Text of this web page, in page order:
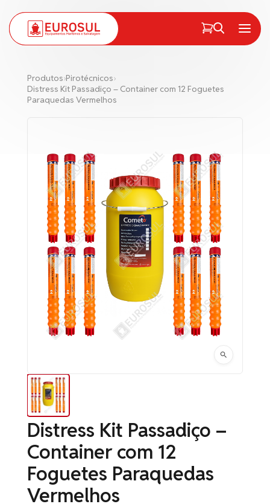
Menu
Produtos›Pirotécnicos›
Distress Kit Passadiço – Container com 12 Foguetes
Paraquedas Vermelhos
Distress Kit Passadiço –
Container com 12
Foguetes Paraquedas
Vermelhos